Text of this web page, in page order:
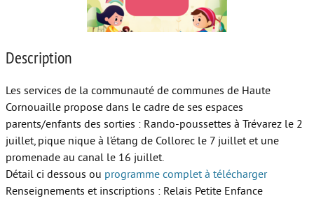
Vie de couple
Aide aux parents
Description
Les services de la communauté de communes de Haute
Cornouaille propose dans le cadre de ses espaces
parents/enfants des sorties : Rando-poussettes à Trévarez le 2
juillet, pique nique à l’étang de Collorec le 7 juillet et une
promenade au canal le 16 juillet.
Détail ci dessous ou programme complet à télécharger
Renseignements et inscriptions : Relais Petite Enfance